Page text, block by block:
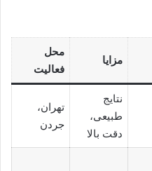
مزایا
محل
فعالیت
نتایج
طبیعی،
دقت بالا
تهران،
جردن